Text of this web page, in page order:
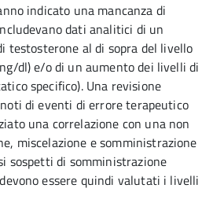
indicato una mancanza di
dati analitici di un
testosterone al di sopra del livello
dl) e/o di un aumento dei livelli di
specifico). Una revisione
di eventi di errore terapeutico
una correlazione con una non
miscelazione e somministrazione
sospetti di somministrazione
essere quindi valutati i livelli